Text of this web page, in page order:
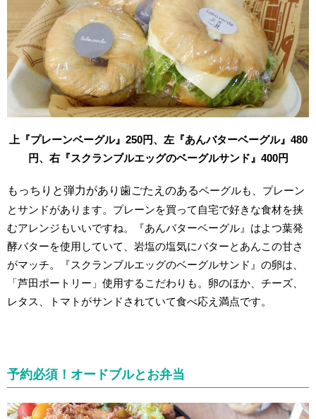
上『プレーンベーグル』250円、 左『あんバターベーグル』480
円、 右『スクランブルエッグのベーグルサンド』400円
もっちりと弾力があり歯ごたえのあるベーグルも、プレーン
とサンドがあります。プレーンを買って自宅で好きな食材を挟
むアレンジもいいですね。『あんバターベーグル』はよつ葉発
酵バターを使用していて、岩塩の塩気にバターとあんこの甘さ
がマッチ。『スクランブルエッグのベーグルサンド』の卵は、
「芦田ポートリー」使用するこだわりも。卵のほか、チーズ、
レタス、トマトがサンドされていて食べ応え満点です。
予約必須！オードブルとお弁当